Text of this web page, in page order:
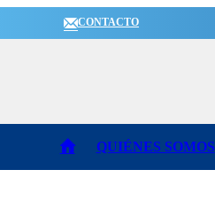
CONTACTO
QUIÉNES SOMOS